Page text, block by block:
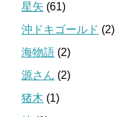
星矢 (61)
沖ドキゴールド (2)
海物語 (2)
源さん (2)
猪木 (1)